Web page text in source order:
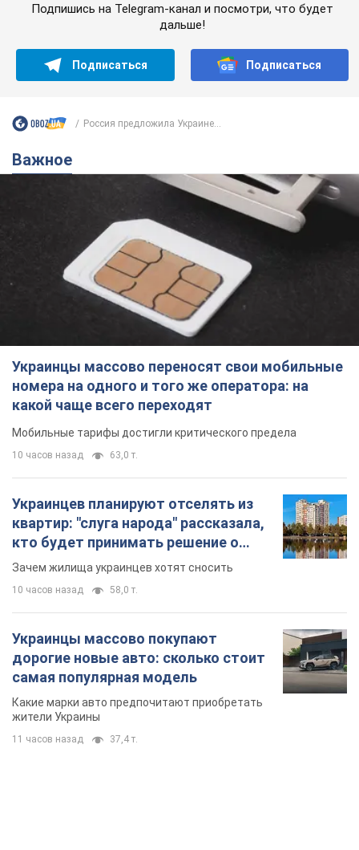
Подпишись на Telegram-канал и посмотри, что будет
дальше!
Подписаться Подписаться
Россия предложила Украине...
Важное
Украинцы массово переносят свои мобильные
номера на одного и того же оператора: на
какой чаще всего переходят
Мобильные тарифы достигли критического предела
10 часов назад 63,0 т.
Украинцев планируют отселять из
квартир: "слуга народа" рассказала,
кто будет принимать решение о
сносе домов
Зачем жилища украинцев хотят сносить
10 часов назад 58,0 т.
Украинцы массово покупают
дорогие новые авто: сколько стоит
самая популярная модель
Какие марки авто предпочитают приобретать
жители Украины
11 часов назад 37,4 т.